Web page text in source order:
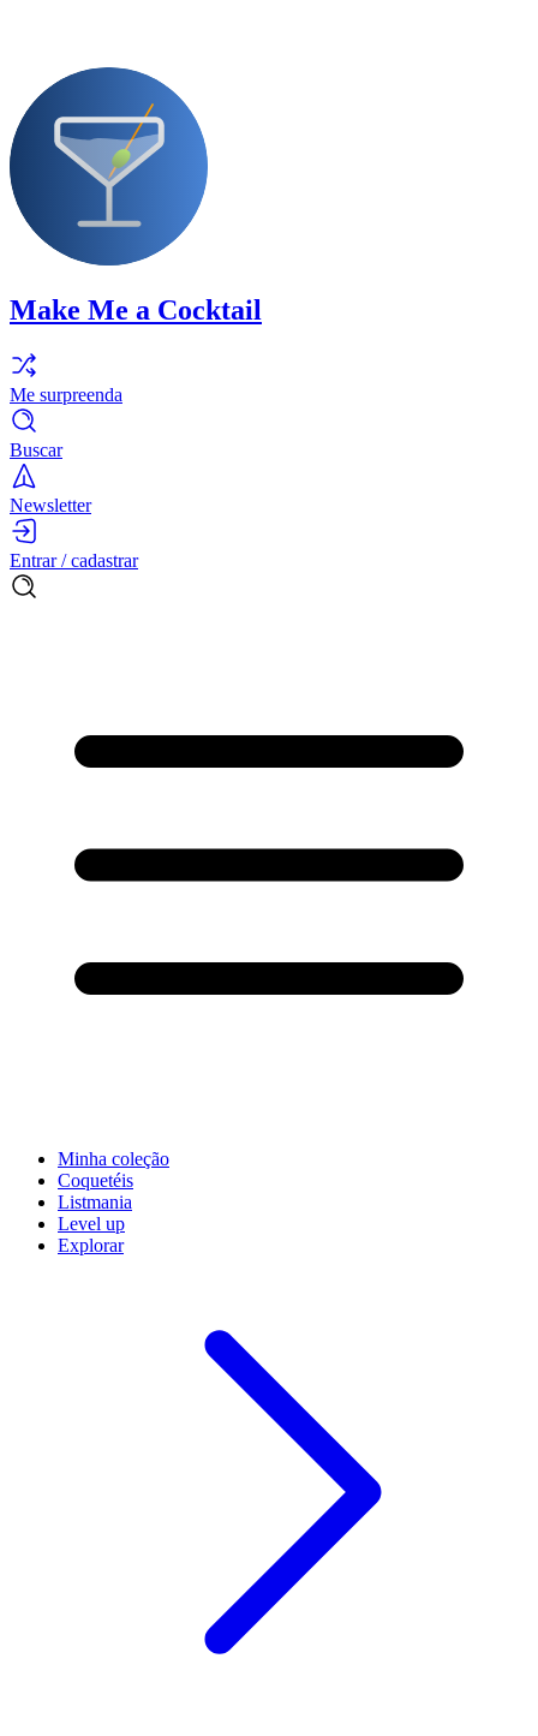
Make Me a Cocktail
Me surpreenda
Buscar
Newsletter
Entrar / cadastrar
Minha coleção
Coquetéis
Listmania
Level up
Explorar